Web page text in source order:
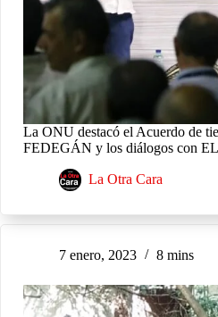
La ONU destacó el Acuerdo de
FEDEGÁN y los diálogos con
La Otra Cara
7 enero, 2023 8 mins